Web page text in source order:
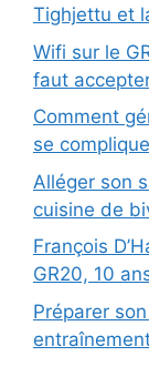
Tighjettu et
Wifi sur le
faut
Comment
se
Alléger son
cuisine de
François
GR20, 10
Préparer